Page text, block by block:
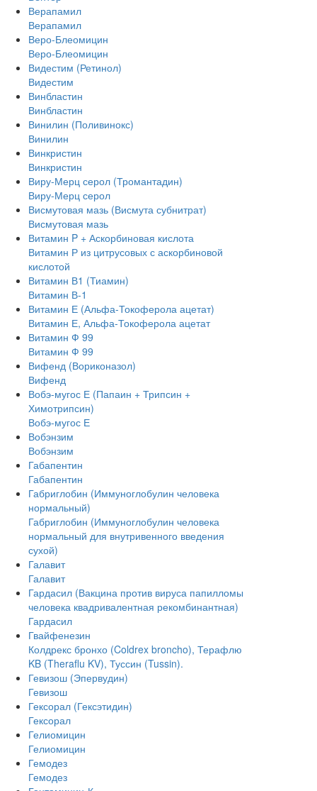
Верапамил
Верапамил
Веро-Блеомицин
Веро-Блеомицин
Видестим (Ретинол)
Видестим
Винбластин
Винбластин
Винилин (Поливинокс)
Винилин
Винкристин
Винкристин
Виру-Мерц серол (Тромантадин)
Виру-Мерц серол
Висмутовая мазь (Висмута субнитрат)
Висмутовая мазь
Витамин P + Аскорбиновая кислота
Витамин Р из цитрусовых с аскорбиновой
кислотой
Витамин В1 (Тиамин)
Витамин В-1
Витамин Е (Альфа-Токоферола ацетат)
Витамин Е, Альфа-Токоферола ацетат
Витамин Ф 99
Витамин Ф 99
Вифенд (Вориконазол)
Вифенд
Вобэ-мугос Е (Папаин + Трипсин +
Химотрипсин)
Вобэ-мугос Е
Вобэнзим
Вобэнзим
Габапентин
Габапентин
Габриглобин (Иммуноглобулин человека
нормальный)
Габриглобин (Иммуноглобулин человека
нормальный для внутривенного введения
сухой)
Галавит
Галавит
Гардасил (Вакцина против вируса папилломы
человека квадривалентная рекомбинантная)
Гардасил
Гвайфенезин
Колдрекс бронхо (Coldrex broncho), Терафлю
KB (Theraflu KV), Туссин (Tussin).
Гевизош (Эпервудин)
Гевизош
Гексорал (Гексэтидин)
Гексорал
Гелиомицин
Гелиомицин
Гемодез
Гемодез